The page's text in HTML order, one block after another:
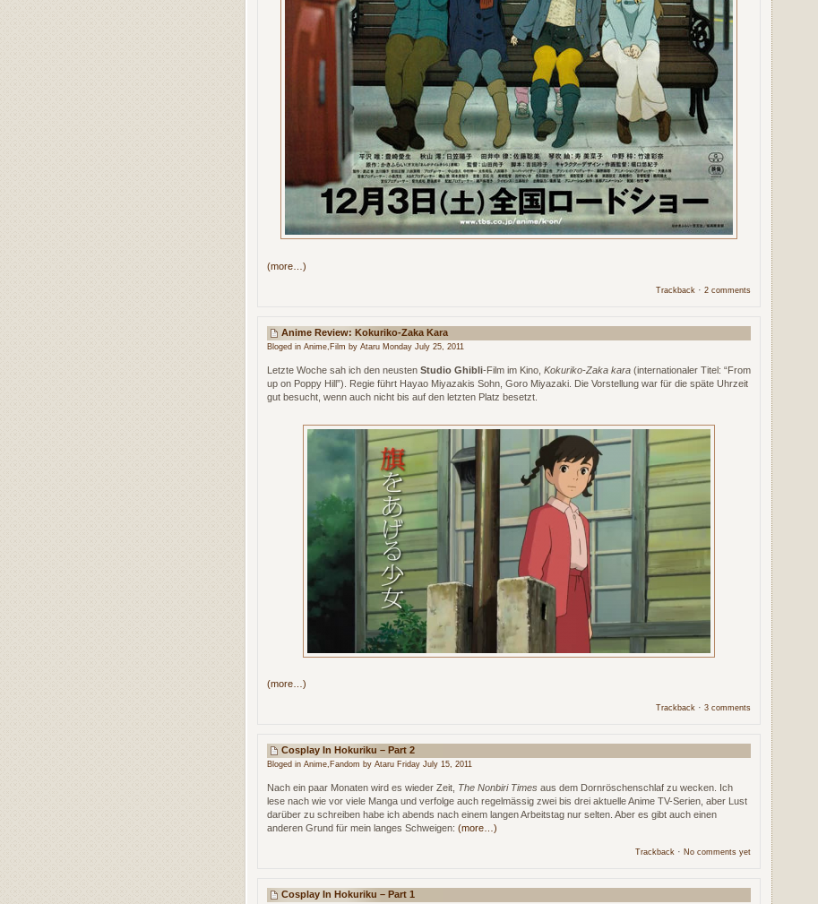
(more…)
Trackback · 2 comments
Anime Review: Kokuriko-Zaka Kara
Bloged in Anime Film by Ataru Monday July 25, 2011
Letzte Woche sah ich den neusten Studio Ghibli-Film im Kino, Kokuriko-Zaka kara (internationaler Titel: “From
up on Poppy Hill”). Regie führt Hayao Miyazakis Sohn, Goro Miyazaki. Die Vorstellung war für die späte Uhrzeit
gut besucht, wenn auch nicht bis auf den letzten Platz besetzt.
(more…)
Trackback · 3 comments
Cosplay In Hokuriku – Part 2
Bloged in Anime, Fandom by Ataru Friday July 15, 2011
Nach ein paar Monaten wird es wieder Zeit, The Nonbiri Times aus dem Dornröschenschlaf zu wecken. Ich
lese nach wie vor viele Manga und verfolge auch regelmässig zwei bis drei aktuelle Anime TV-Serien, aber Lust
darüber zu schreiben habe ich abends nach einem langen Arbeitstag nur selten. Aber es gibt auch einen
anderen Grund für mein langes Schweigen: (more…)
Trackback · No comments yet
Cosplay In Hokuriku – Part 1